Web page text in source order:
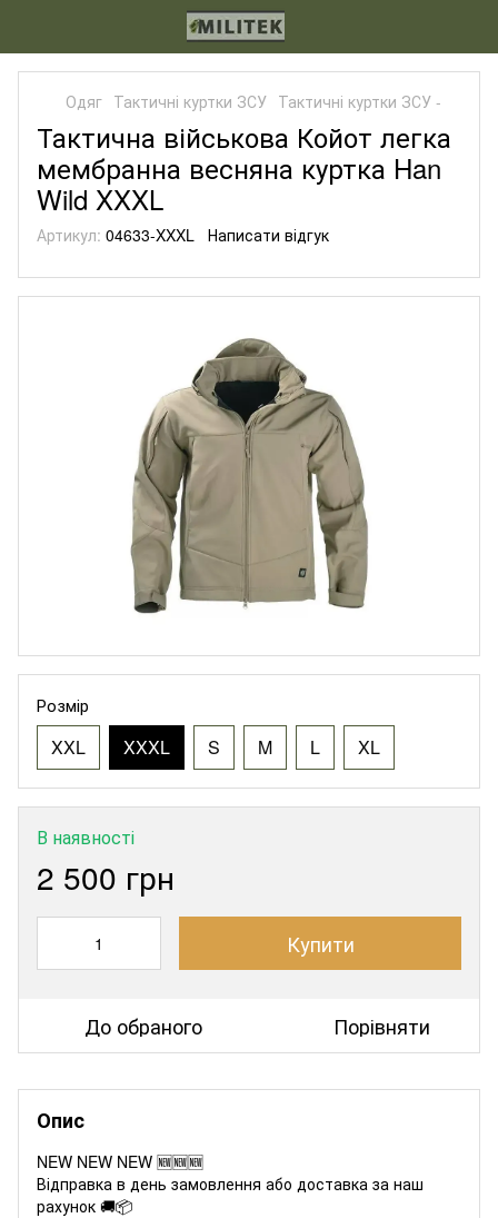
Одяг Тактичні куртки ЗСУ Тактичні куртки ЗСУ -
Тактична військова Койот легка
мембранна весняна куртка Han
Wild XXXL
Артикул: 04633-XXXL Написати відгук
Розмір
XXL XXXL S M L XL
В наявності
2 500 грн
Купити
До обраного Порівняти
Опис
NEW NEW NEW 🆕🆕🆕
Відправка в день замовлення або доставка за наш
рахунок 🚚📦